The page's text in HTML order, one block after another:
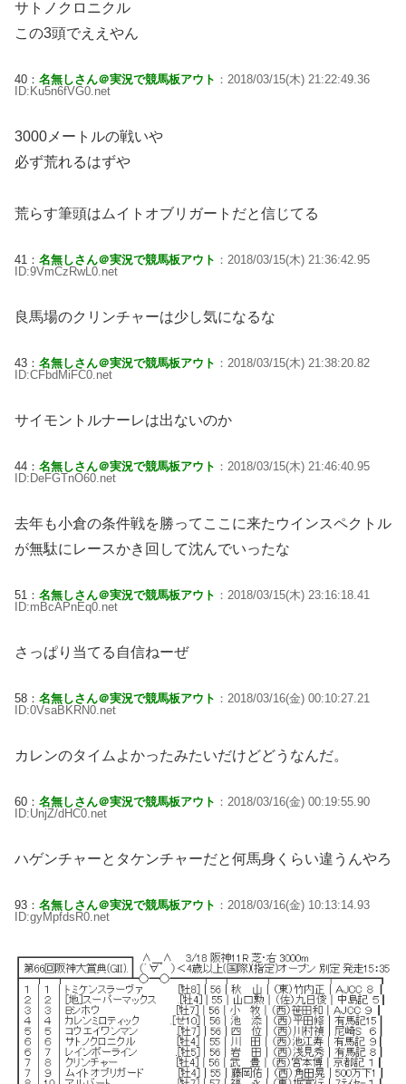
サトノクロニクル
この3頭でええやん
40： 名無しさん＠実況で競馬板アウト ：2018/03/15(木) 21:22:49.36
ID:Ku5n6fVG0.net
3000メートルの戦いや
必ず荒れるはずや
荒らす筆頭はムイトオブリガートだと信じてる
41： 名無しさん＠実況で競馬板アウト ：2018/03/15(木) 21:36:42.95
ID:9VmCzRwL0.net
良馬場のクリンチャーは少し気になるな
43： 名無しさん＠実況で競馬板アウト ：2018/03/15(木) 21:38:20.82
ID:CFbdMiFC0.net
サイモントルナーレは出ないのか
44： 名無しさん＠実況で競馬板アウト ：2018/03/15(木) 21:46:40.95
ID:DeFGTnO60.net
去年も小倉の条件戦を勝ってここに来たウインスペクトル
が無駄にレースかき回して沈んでいったな
51： 名無しさん＠実況で競馬板アウト ：2018/03/15(木) 23:16:18.41
ID:mBcAPnEq0.net
さっぱり当てる自信ねーぜ
58： 名無しさん＠実況で競馬板アウト ：2018/03/16(金) 00:10:27.21
ID:0VsaBKRN0.net
カレンのタイムよかったみたいだけどどうなんだ。
60： 名無しさん＠実況で競馬板アウト ：2018/03/16(金) 00:19:55.90
ID:UnjZ/dHC0.net
ハゲンチャーとタケンチャーだと何馬身くらい違うんやろ
93： 名無しさん＠実況で競馬板アウト ：2018/03/16(金) 10:13:14.93
ID:gyMpfdsR0.net